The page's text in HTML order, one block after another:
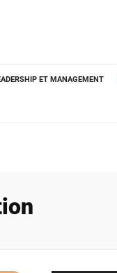
ET MANAGEMENT